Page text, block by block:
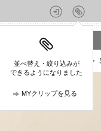
並べ替え・絞り込みが
できるようになりました
MYクリップを見る
ール TUBANのスツール >